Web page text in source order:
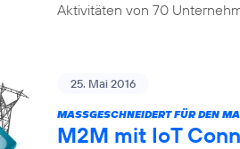
Aktivitäten von 70
25. Mai 2016
MASSGESCHNEIDERT FÜR DEN
M2M mit IoT